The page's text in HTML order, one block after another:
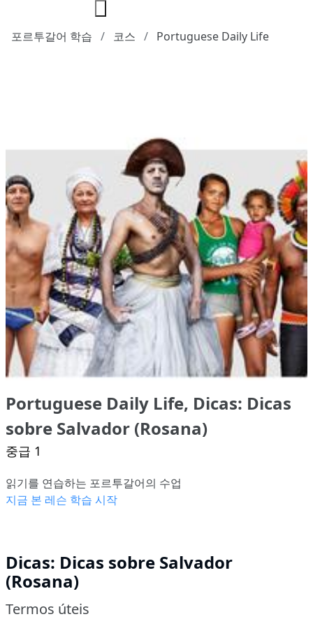
포르투갈어 학습 코스 Portuguese Daily Life
Portuguese Daily Life, Dicas: Dicas
sobre Salvador (Rosana)
중급 1
읽기를 연습하는 포르투갈어의 수업
지금 본 레슨 학습 시작
Dicas: Dicas sobre Salvador
(Rosana)
Termos úteis